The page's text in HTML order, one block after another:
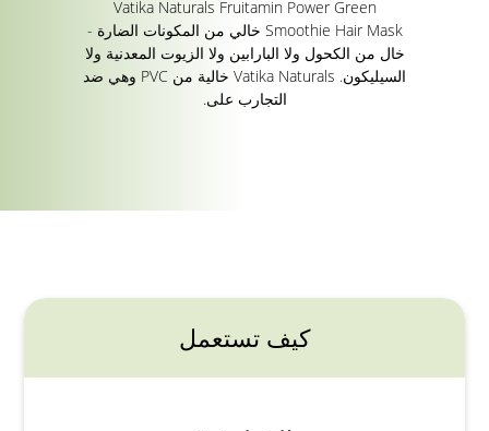
Vatika Naturals Fruitamin Power Green
Smoothie Hair Mask خالي من المكونات الضارة -
خال من الكحول ولا البارابين ولا الزيوت المعدنية ولا
السيليكون. Vatika Naturals خالية من PVC وهي ضد
التجارب على.
كيف تستعمل